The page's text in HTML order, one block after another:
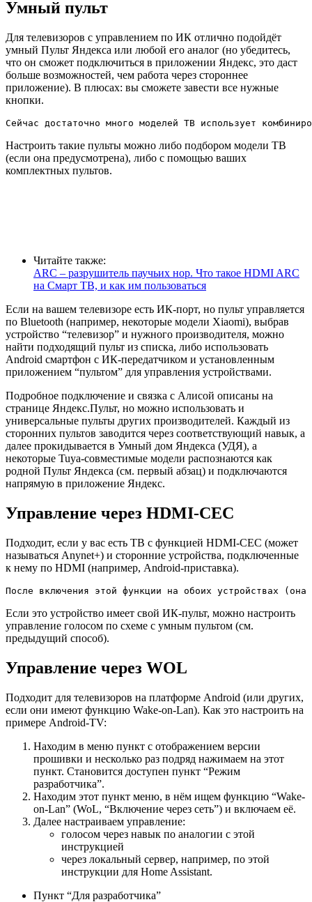
Умный пульт
Для телевизоров с управлением по ИК отлично подойдёт
умный Пульт Яндекса или любой его аналог (но убедитесь,
что он сможет подключиться в приложении Яндекс, это даст
больше возможностей, чем работа через стороннее
приложение). В плюсах: вы сможете завести все нужные
кнопки.
Сейчас достаточно много моделей ТВ использует
Настроить такие пульты можно либо подбором модели ТВ
(если она предусмотрена), либо с помощью ваших
комплектных пультов.
Читайте также:
ARC – разрушитель паучьих нор. Что такое HDMI ARC
на Смарт ТВ, и как им пользоваться
Если на вашем телевизоре есть ИК-порт, но пульт управляется
по Bluetooth (например, некоторые модели Xiaomi), выбрав
устройство “телевизор” и нужного производителя, можно
найти подходящий пульт из списка, либо использовать
Android смартфон c ИК-передатчиком и установленным
приложением “пультом” для управления устройствами.
Подробное подключение и связка с Алисой описаны на
странице Яндекс.Пульт, но можно использовать и
универсальные пульты других производителей. Каждый из
сторонних пультов заводится через соответствующий навык, а
далее прокидывается в Умный дом Яндекса (УДЯ), а
некоторые Tuya-совместимые модели распознаются как
родной Пульт Яндекса (см. первый абзац) и подключаются
напрямую в приложение Яндекс.
Управление через HDMI-CEC
Подходит, если у вас есть ТВ с функцией HDMI-CEC (может
называться Anynet+) и сторонние устройства, подключенные
к нему по HDMI (например, Android-приставка).
После включения этой функции на обоих устройствах
Если это устройство имеет свой ИК-пульт, можно настроить
управление голосом по схеме с умным пультом (см.
предыдущий способ).
Управление через WOL
Подходит для телевизоров на платформе Android (или других,
если они имеют функцию Wake-on-Lan). Как это настроить на
примере Android-TV:
Находим в меню пункт с отображением версии
прошивки и несколько раз подряд нажимаем на этот
пункт. Становится доступен пункт “Режим
разработчика”.
Находим этот пункт меню, в нём ищем функцию “Wake-
on-Lan” (WoL, “Включение через сеть”) и включаем её.
Далее настраиваем управление:
голосом через навык по аналогии c этой
инструкцией
через локальный сервер, например, по этой
инструкции для Home Assistant.
Пункт “Для разработчика”